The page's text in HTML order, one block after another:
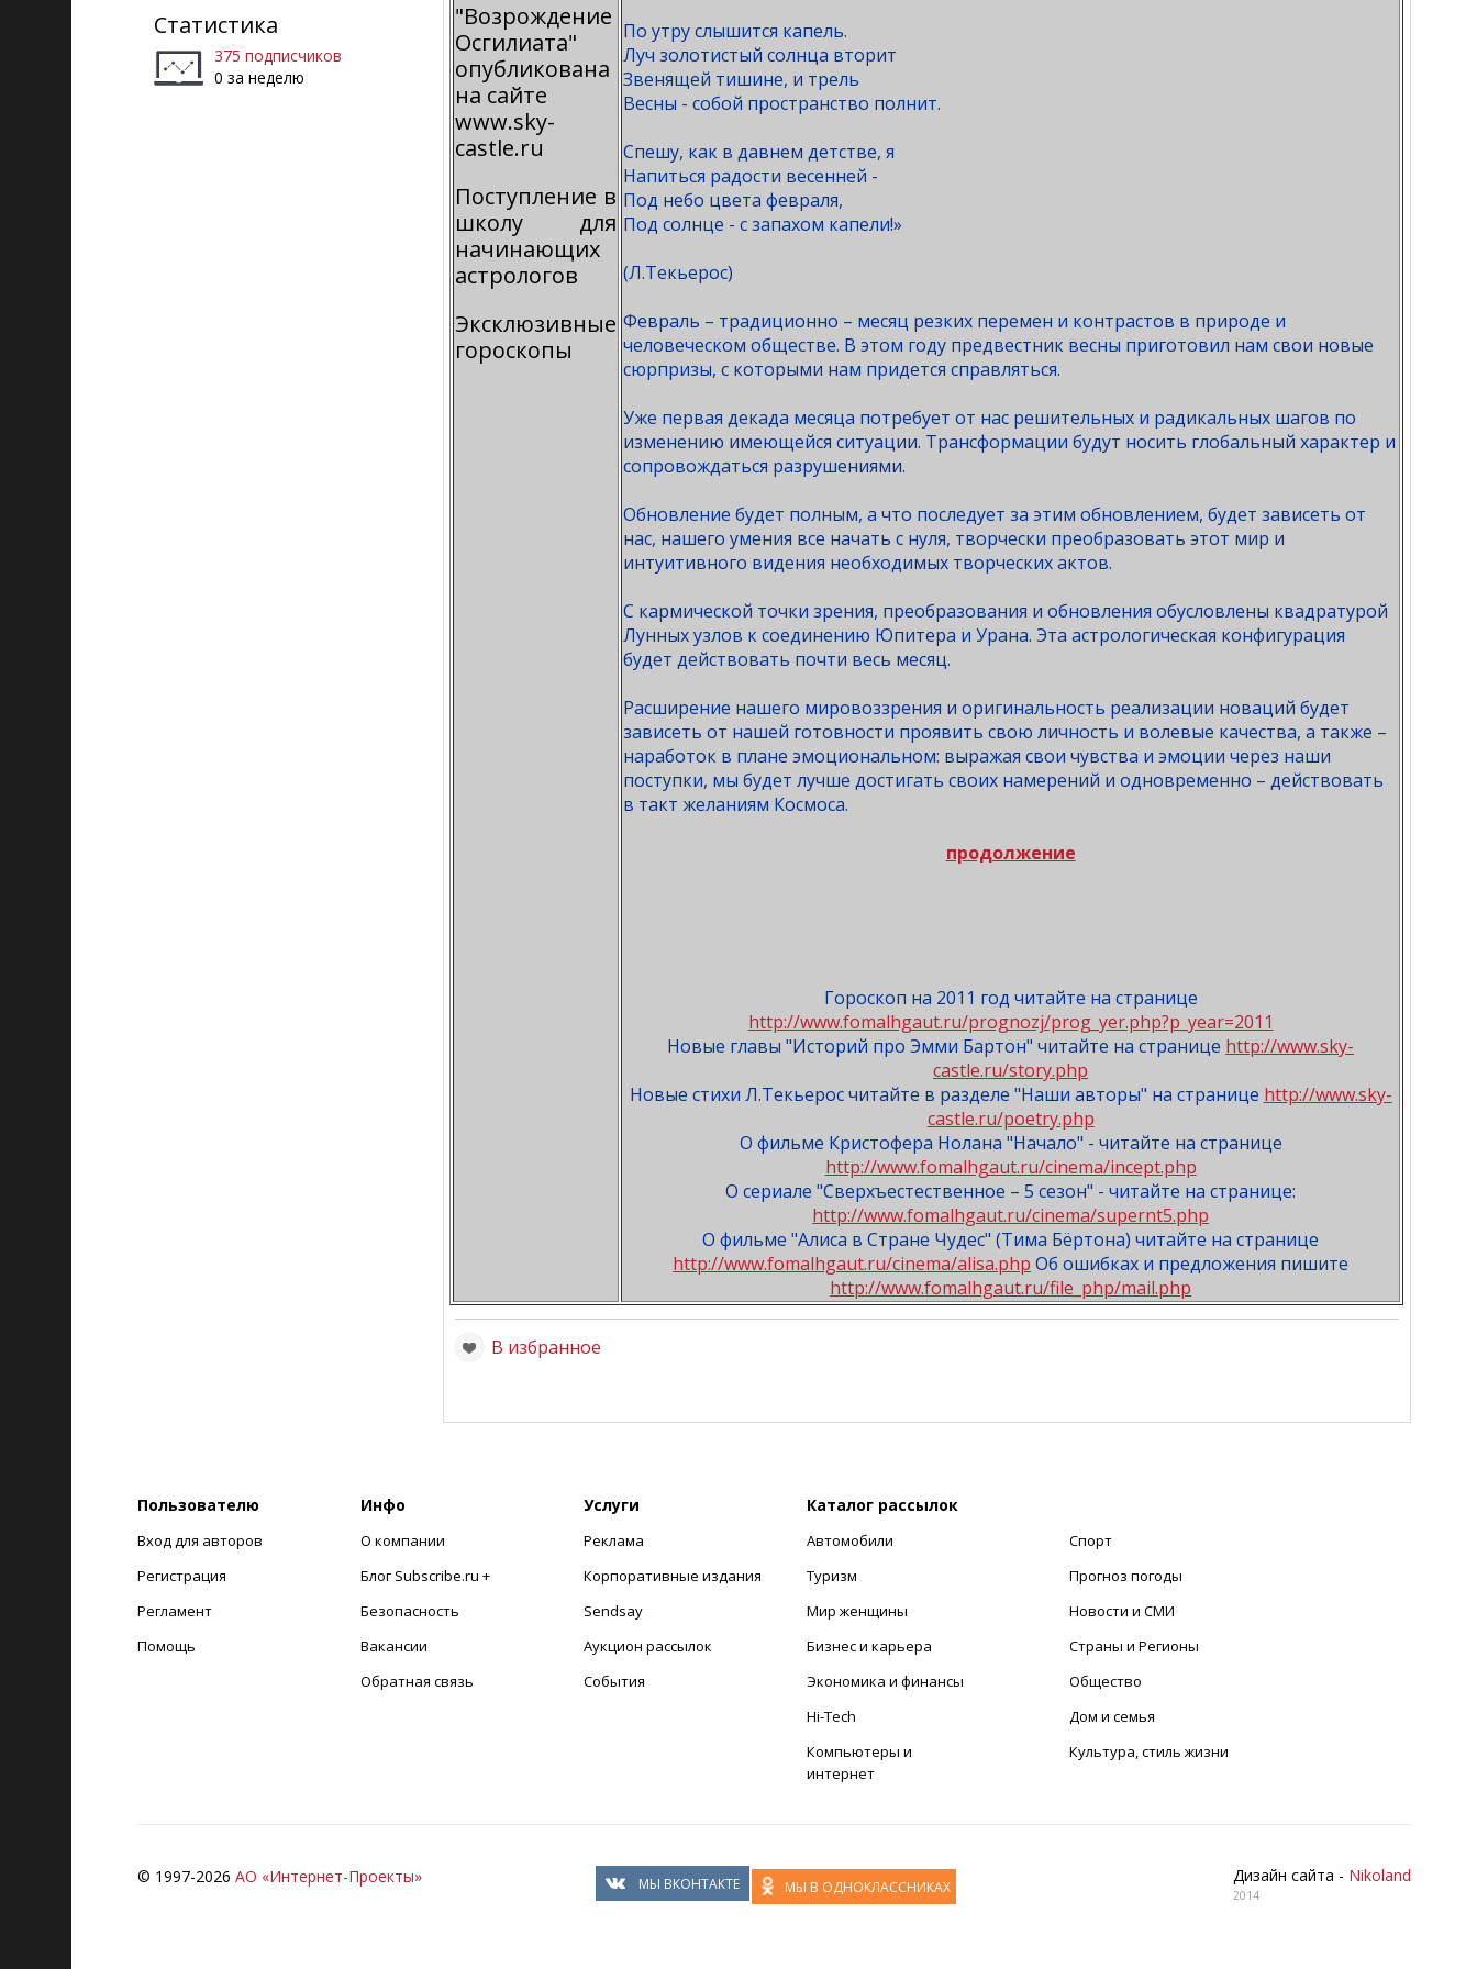
Статистика
375 подписчиков
0 за неделю
"Возрождение
Осгилиата"
опубликована
на сайте
www.sky-
castle.ru
Поступление в
школу для
начинающих
астрологов
Эксклюзивные
гороскопы
По утру слышится капель.
Луч золотистый солнца вторит
Звенящей тишине, и трель
Весны - собой пространство полнит.
Спешу, как в давнем детстве, я
Напиться радости весенней -
Под небо цвета февраля,
Под солнце - с запахом капели!»
(Л.Текьерос)
Февраль – традиционно – месяц резких перемен и контрастов в природе и
человеческом обществе. В этом году предвестник весны приготовил нам свои новые
сюрпризы, с которыми нам придется справляться.
Уже первая декада месяца потребует от нас решительных и радикальных шагов по
изменению имеющейся ситуации. Трансформации будут носить глобальный характер и
сопровождаться разрушениями.
Обновление будет полным, а что последует за этим обновлением, будет зависеть от
нас, нашего умения все начать с нуля, творчески преобразовать этот мир и
интуитивного видения необходимых творческих актов.
С кармической точки зрения, преобразования и обновления обусловлены квадратурой
Лунных узлов к соединению Юпитера и Урана. Эта астрологическая конфигурация
будет действовать почти весь месяц.
Расширение нашего мировоззрения и оригинальность реализации новаций будет
зависеть от нашей готовности проявить свою личность и волевые качества, а также –
наработок в плане эмоциональном: выражая свои чувства и эмоции через наши
поступки, мы будет лучше достигать своих намерений и одновременно – действовать
в такт желаниям Космоса.
продолжение
Гороскоп на 2011 год читайте на странице
http://www.fomalhgaut.ru/prognozj/prog_yer.php?p_year=2011
Новые главы "Историй про Эмми Бартон" читайте на странице http://www.sky-
castle.ru/story.php
Новые стихи Л.Текьерос читайте в разделе "Наши авторы" на странице http://www.sky-
castle.ru/poetry.php
О фильме Кристофера Нолана "Начало" - читайте на странице
http://www.fomalhgaut.ru/cinema/incept.php
О сериале "Сверхъестественное – 5 сезон" - читайте на странице:
http://www.fomalhgaut.ru/cinema/supernt5.php
О фильме "Алиса в Стране Чудес" (Тима Бёртона) читайте на странице
http://www.fomalhgaut.ru/cinema/alisa.php Об ошибках и предложения пишите
http://www.fomalhgaut.ru/file_php/mail.php
В избранное
Пользователю
Вход для авторов
Регистрация
Регламент
Помощь
Инфо
О компании
Блог Subscribe.ru +
Безопасность
Вакансии
Обратная связь
Услуги
Реклама
Корпоративные издания
Sendsay
Аукцион рассылок
События
Каталог рассылок
Автомобили
Туризм
Мир женщины
Бизнес и карьера
Экономика и финансы
Hi-Tech
Компьютеры и
интернет
Спорт
Прогноз погоды
Новости и СМИ
Страны и Регионы
Общество
Дом и семья
Культура, стиль жизни
© 1997-2026 АО «Интернет-Проекты» Дизайн сайта - Nikoland
2014
МЫ ВКОНТАКТЕ МЫ В ОДНОКЛАССНИКАХ